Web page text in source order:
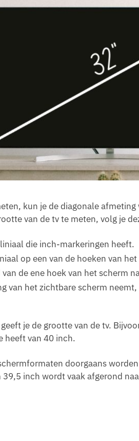
kun je de diagonale
van de tv te meten, volg je
die inch-markeringen heeft.
op een van de hoeken van
de ene hoek van het scherm
van het zichtbare scherm
je de grootte van de tv.
heeft van 40 inch.
doorgaans
inch wordt vaak afgerond